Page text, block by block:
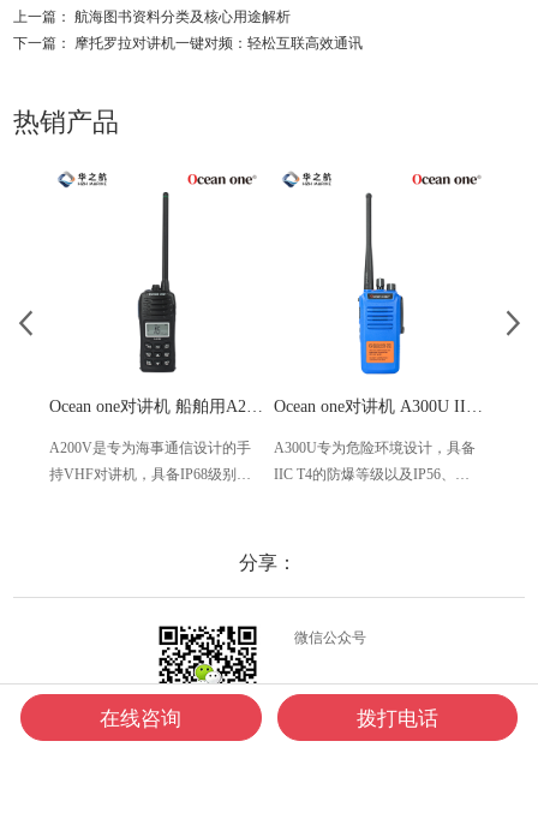
上一篇：航海图书资料分类及核心用途解析
下一篇： 摩托罗拉对讲机一键对频：轻松互联高效通讯
热销产品
A200V是专为海事通信设计的手
持VHF对讲机，具备IP68级别的
守功能。没有信号或长时间无操
A300U专为危险环境设计，具备
IIC T4的防爆等级以及IP56、
使用
分享：
微信公众号
在线咨询 拨打电话